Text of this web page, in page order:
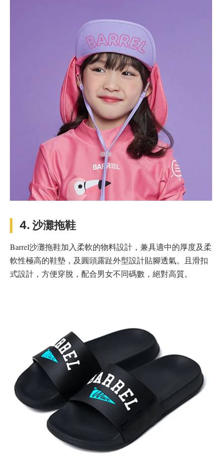
4. 沙灘拖鞋
Barrel沙灘拖鞋加入柔軟的物料設計，兼具適中的厚度及柔
軟性極高的鞋墊，及圓頭露趾外型設計貼腳透氣。且滑扣
式設計，方便穿脫，配合男女不同碼數，絕對高質。